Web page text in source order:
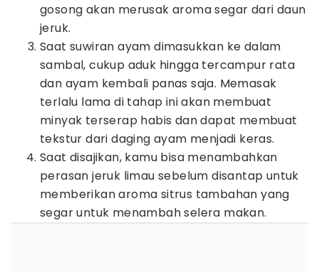
gosong akan merusak aroma segar dari daun
jeruk.
Saat suwiran ayam dimasukkan ke dalam
sambal, cukup aduk hingga tercampur rata
dan ayam kembali panas saja. Memasak
terlalu lama di tahap ini akan membuat
minyak terserap habis dan dapat membuat
tekstur dari daging ayam menjadi keras.
Saat disajikan, kamu bisa menambahkan
perasan jeruk limau sebelum disantap untuk
memberikan aroma sitrus tambahan yang
segar untuk menambah selera makan.